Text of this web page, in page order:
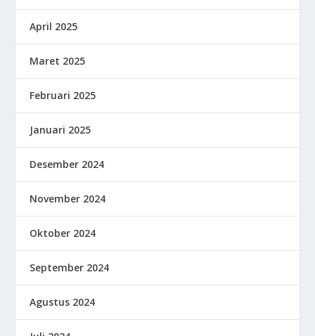
April 2025
Maret 2025
Februari 2025
Januari 2025
Desember 2024
November 2024
Oktober 2024
September 2024
Agustus 2024